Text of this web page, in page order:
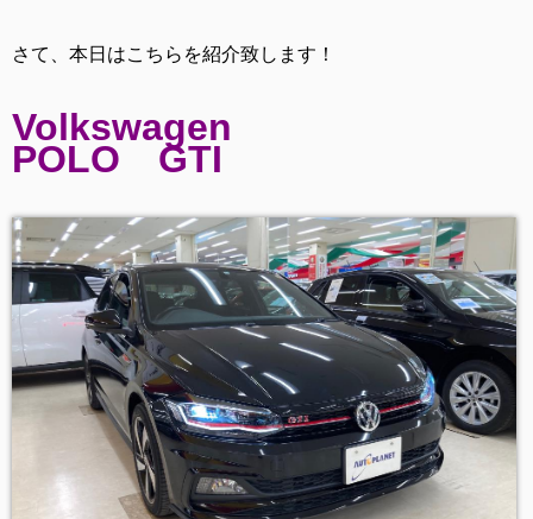
さて、本日はこちらを紹介致します！
Volkswagen
POLO GTI